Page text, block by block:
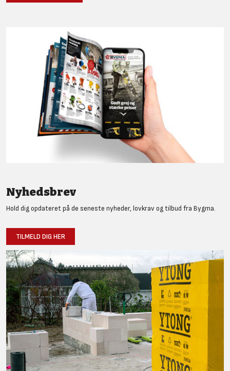
Nyhedsbrev
Hold dig opdateret på de seneste nyheder, lovkrav og tilbud fra Bygma.
TILMELD DIG HER